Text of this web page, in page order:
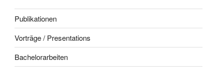
Publikationen
Vorträge / Presentations
Bachelorarbeiten